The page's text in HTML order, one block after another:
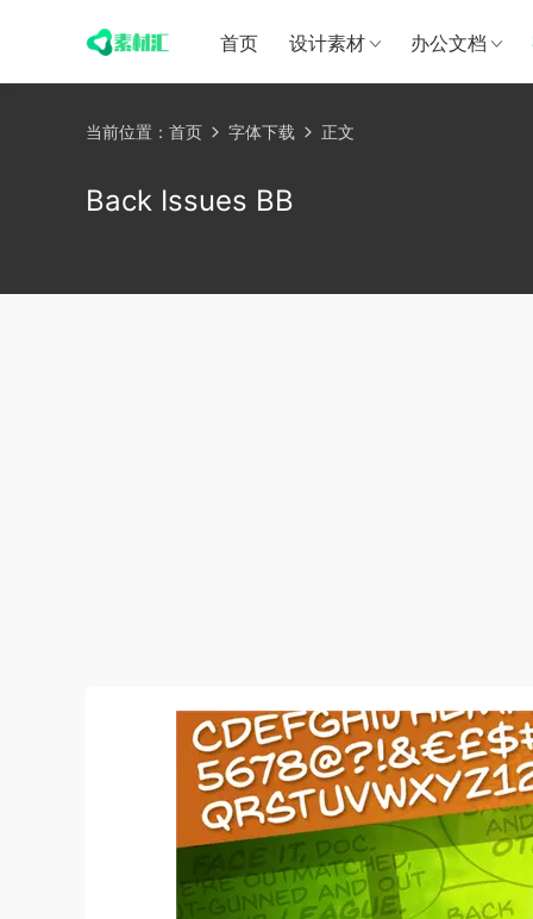
首页 设计素材 办公文档
当前位置： 首页 字体下载 正文
Back Issues BB